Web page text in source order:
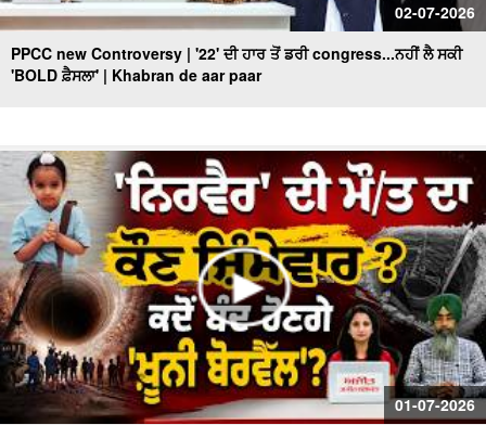
02-07-2026
PPCC new Controversy | '22' ਦੀ ਹਾਰ ਤੋਂ ਡਰੀ congress...ਨਹੀਂ ਲੈ ਸਕੀ
'BOLD ਫ਼ੈਸਲਾ' | Khabran de aar paar
01-07-2026